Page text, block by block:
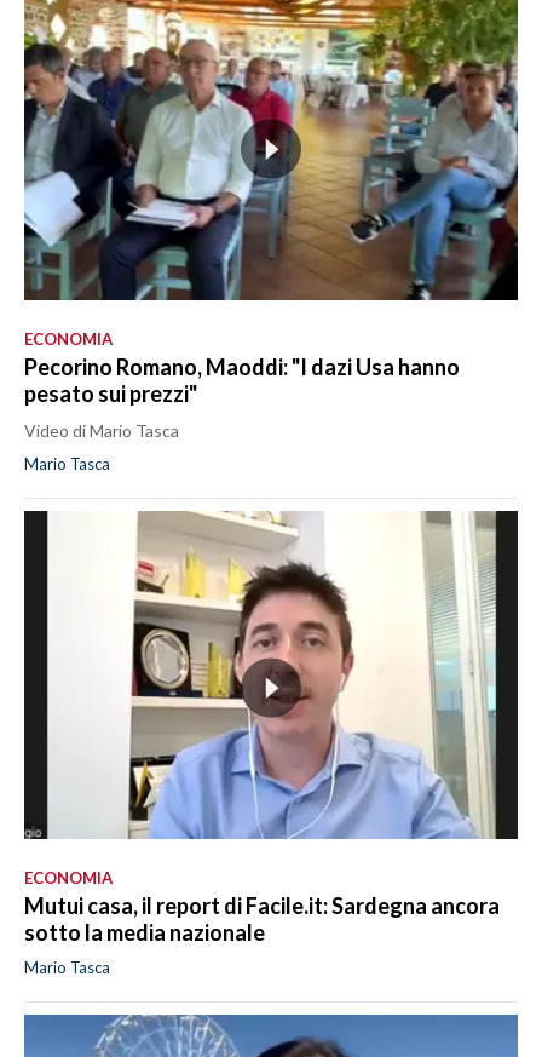
ECONOMIA
Pecorino Romano, Maoddi: "I dazi Usa hanno
pesato sui prezzi"
Video di Mario Tasca
Mario Tasca
ECONOMIA
Mutui casa, il report di Facile.it: Sardegna ancora
sotto la media nazionale
Mario Tasca